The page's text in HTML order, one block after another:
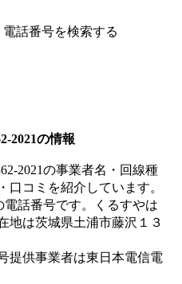
2021の情報
2021の事業者名・回線種
口コミを紹介しています。
電話番号です。
くるすやは
地は茨城県土浦市藤沢１３
提供事業者は東日本電信電